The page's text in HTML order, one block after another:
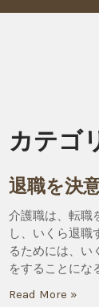
カテゴ
退職を決
介護職は、転職
し、いくら退職
るためには、い
をすることにな
Read More »